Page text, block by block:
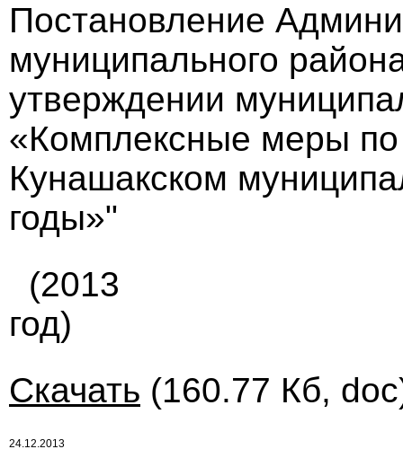
Постановление
муниципального
утверждении
«Комплексные меры
Кунашакском
годы»"
(2013
год)
Скачать (160.77 Кб,
24.12.2013